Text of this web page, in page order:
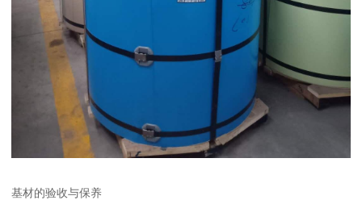
基材的验收与保养